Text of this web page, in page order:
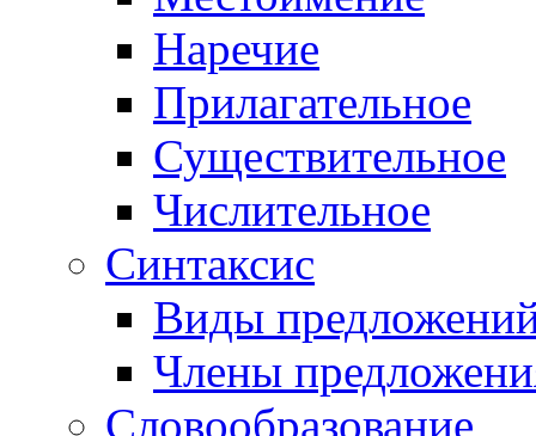
Наречие
Прилагательное
Существительное
Числительное
Синтаксис
Виды
Члены
Словообразование